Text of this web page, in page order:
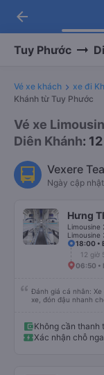
-
arrow_back
Tuy Phước
Vé xe khách xe đi
Khánh từ Tuy Phước
Vé xe
Diên Khánh:
Vexere
Ngày cập
Hưng
Limousine
Limousine
18:00 •
12 giờ
06:50 •
Đánh giá cá nhân:
xe, đón đậu nhanh
Không cần thanh
Xác nhận chỗ